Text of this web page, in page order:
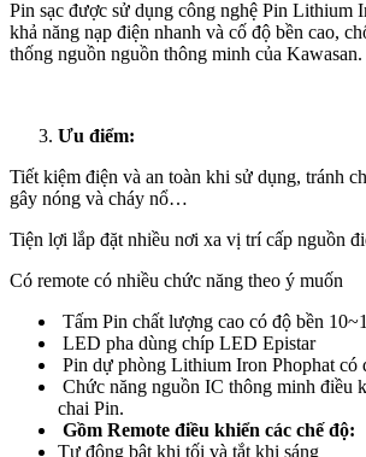
Pin sạc được sử dụng công nghệ Pin Lithium
khả năng nạp điện nhanh và cố độ bền cao,
thống nguồn nguồn thông minh của Kawasan.
Ưu điểm:
Tiết kiệm điện và an toàn khi sử dụng, tránh
gây nóng và cháy nổ…
Tiện lợi lắp đặt nhiều nơi xa vị trí cấp nguồn
Có remote có nhiều chức năng theo ý muốn
Tấm Pin chất lượng cao có độ bền
LED pha dùng chíp LED Epistar
Pin dự phòng Lithium Iron Phophat có
Chức năng nguồn IC thông minh điều
chai Pin.
Gồm Remote điều khiển các chế độ:
Tự động bật khi tối và tắt khi sáng